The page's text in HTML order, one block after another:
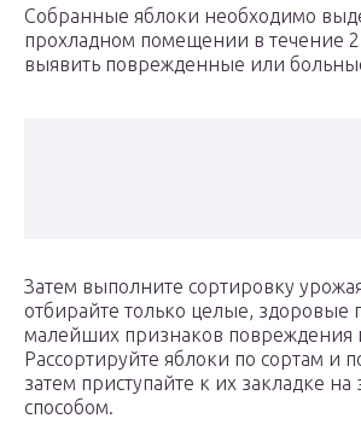
Собранные яблоки необходимо
прохладном помещении в течение
выявить поврежденные или
Затем выполните сортировку
отбирайте только целые, здоровые
малейших признаков повреждения
Рассортируйте яблоки по сортам и
затем приступайте к их закладке
способом.